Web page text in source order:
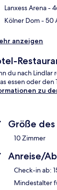
Lanxess Arena-
Kölner Dom- 50
anzeigen
du nach Lindlar
essen oder den
zu
Größe
10 Zimmer
Anreise/
Check-in ab:
Mindestalter